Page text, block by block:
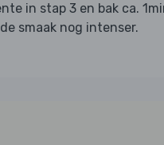
in stap 3 en bak ca.
smaak nog intenser.